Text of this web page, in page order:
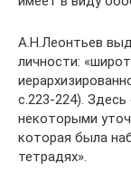
А.Н.Леонтьев
личности:
с.223-224).
некоторыми
которая была
тетрадях».